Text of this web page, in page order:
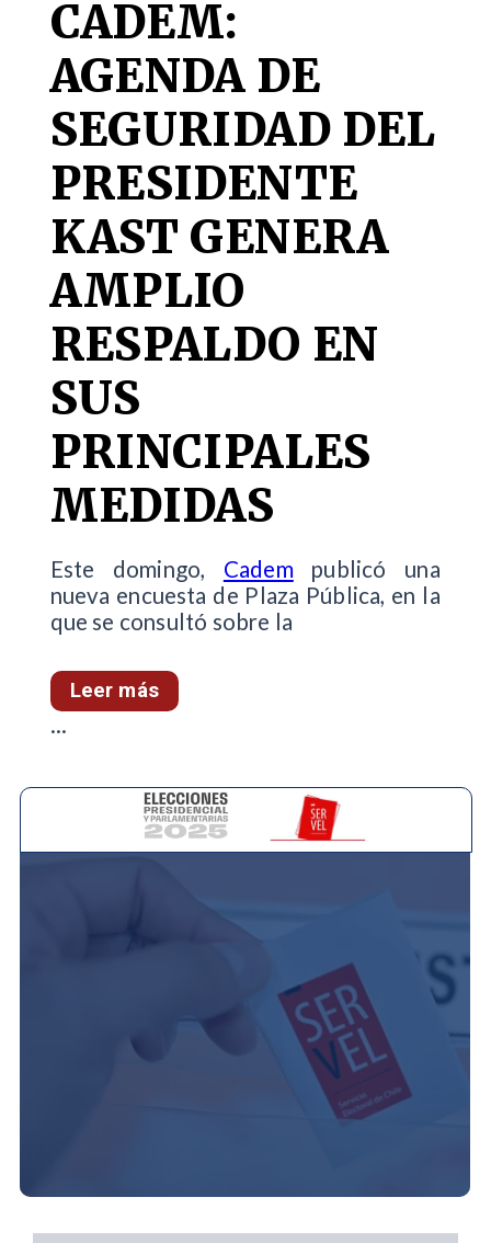
CADEM:
AGENDA DE
SEGURIDAD DEL
PRESIDENTE
KAST GENERA
AMPLIO
RESPALDO EN
SUS
PRINCIPALES
MEDIDAS
Este domingo, Cadempublicó una
nueva encuesta de Plaza Pública, en la
que se consultó sobre la
Leer más
...